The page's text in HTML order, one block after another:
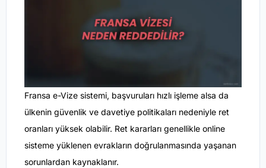
Fransa e-Vize sistemi, başvuruları hızlı işleme alsa da
ülkenin güvenlik ve davetiye politikaları nedeniyle ret
oranları yüksek olabilir. Ret kararları genellikle online
sisteme yüklenen evrakların doğrulanmasında yaşanan
sorunlardan kaynaklanır.